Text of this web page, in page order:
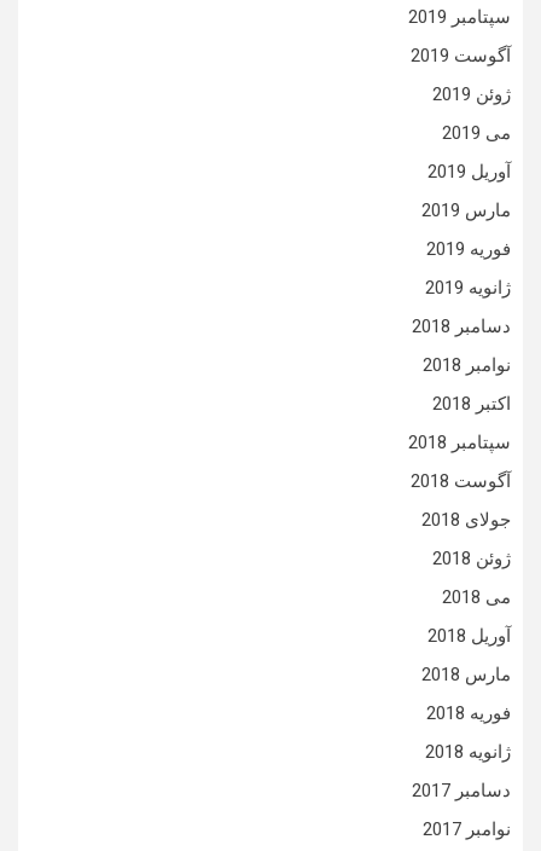
سپتامبر 2019
آگوست 2019
ژوئن 2019
می 2019
آوریل 2019
مارس 2019
فوریه 2019
ژانویه 2019
دسامبر 2018
نوامبر 2018
اکتبر 2018
سپتامبر 2018
آگوست 2018
جولای 2018
ژوئن 2018
می 2018
آوریل 2018
مارس 2018
فوریه 2018
ژانویه 2018
دسامبر 2017
نوامبر 2017